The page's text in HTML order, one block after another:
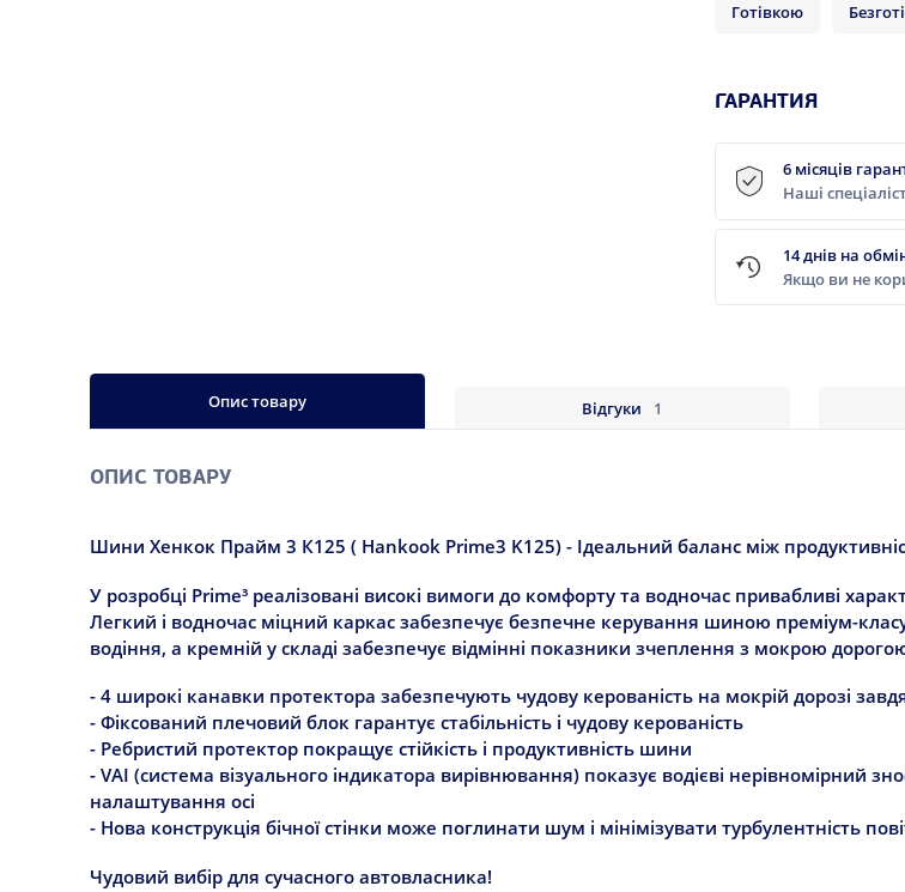
Готівкою
ГАРАНТИЯ
6 місяців
Наші
14 днів на
Якщо ви не
Опис товару Відгуки 1
ОПИС ТОВАРУ
Шини Хенкок Прайм 3 К125 ( Hankook Prime3 K125) - Ідеальний баланс між
У розробці Prime³ реалізовані високі вимоги до комфорту та водночас привабливі
Легкий і водночас міцний каркас забезпечує безпечне керування шиною преміум-
водіння, а кремній у складі забезпечує відмінні показники зчеплення з мокрою
- 4 широкі канавки протектора забезпечують чудову керованість на мокрій дорозі
- Фіксований плечовий блок гарантує стабільність і чудову керованість
- Ребристий протектор покращує стійкість і продуктивність шини
- VAI (система візуального індикатора вирівнювання) показує водієві нерівномірний
налаштування осі
- Нова конструкція бічної стінки може поглинати шум і мінімізувати турбулентність
Чудовий вибір для сучасного автовласника!